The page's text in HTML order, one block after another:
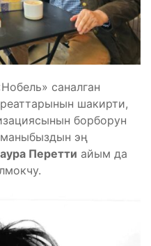
саналган
шакирти,
борборун
эң
Перетти айым да